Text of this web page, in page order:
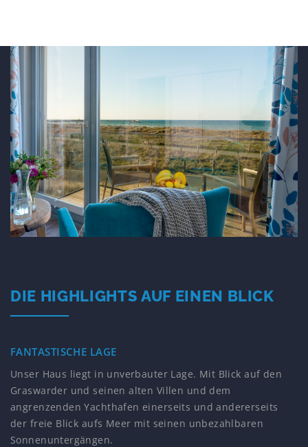
DIE HIGHLIGHTS AUF EINEN BLICK
FANTASTISCHE LAGE
Unser Haus liegt in unverbauter Lage. Mit Blick auf den
Graswarder und seinen alten Villen und dem
angrenzenden Yachthafen einerseits und andererseits
der freie Blick aufs Meer mit seinen unbezahlbaren
Sonnenuntergängen.